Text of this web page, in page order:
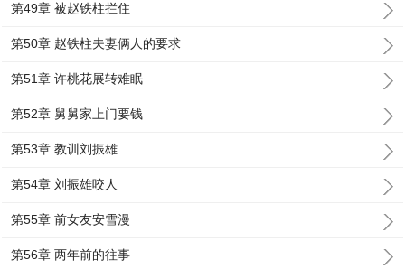
第49章 被赵铁柱拦住
第50章 赵铁柱夫妻俩人的要求
第51章 许桃花展转难眠
第52章 舅舅家上门要钱
第53章 教训刘振雄
第54章 刘振雄咬人
第55章 前女友安雪漫
第56章 两年前的往事